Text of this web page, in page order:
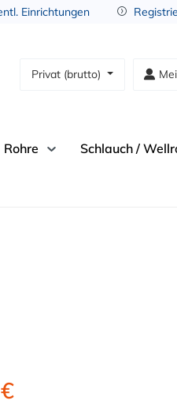
Einrichtungen
Privat (brutto)
Rohre Schlauch /